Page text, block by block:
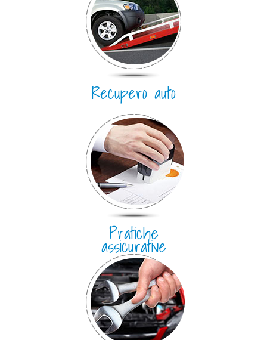
Recupero auto
Pratiche
assicurative